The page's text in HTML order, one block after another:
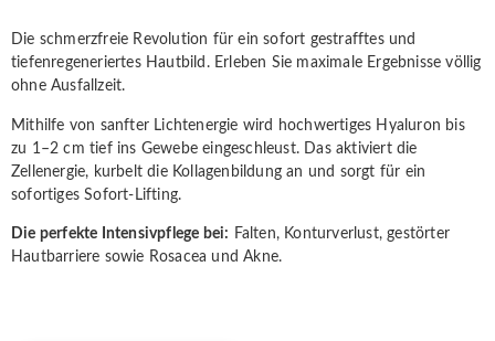
Die schmerzfreie Revolution für ein sofort gestrafftes und
tiefenregeneriertes Hautbild. Erleben Sie maximale Ergebnisse völlig
ohne Ausfallzeit.
Mithilfe von sanfter Lichtenergie wird hochwertiges Hyaluron bis
zu 1–2 cm tief ins Gewebe eingeschleust. Das aktiviert die
Zellenergie, kurbelt die Kollagenbildung an und sorgt für ein
sofortiges Sofort-Lifting.
Die perfekte Intensivpflege bei: Falten, Konturverlust, gestörter
Hautbarriere sowie Rosacea und Akne.